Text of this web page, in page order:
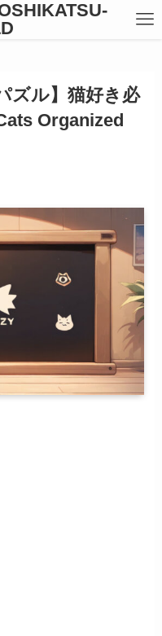
ズル】猫好き必
Organized